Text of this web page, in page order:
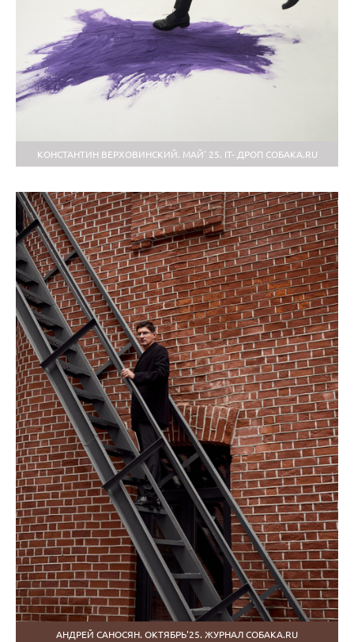
КОНСТАНТИН ВЕРХОВИНСКИЙ. МАЙ' 25. IT- ДРОП СОБАКА.RU
АНДРЕЙ САНОСЯН. ОКТЯБРЬ'25. ЖУРНАЛ СОБАКА.RU